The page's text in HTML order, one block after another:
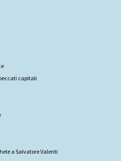
capitali
a Salvatore Valenti